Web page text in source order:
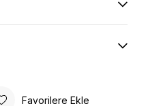
Favorilere Ekle